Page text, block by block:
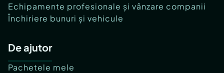
Echipamente profesionale și vânzare companii
Închiriere bunuri și vehicule
De ajutor
Pachetele mele